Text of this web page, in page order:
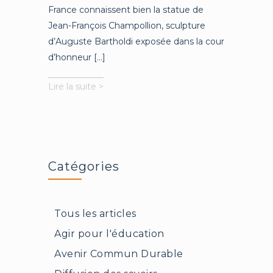
France connaissent bien la statue de
Jean-François Champollion, sculpture
d’Auguste Bartholdi exposée dans la cour
d’honneur [...]
Lire la suite >
au
Catégories
Tous les articles
Agir pour l'éducation
Avenir Commun Durable